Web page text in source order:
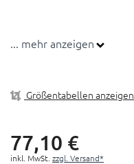
... mehr anzeigen
Größentabellen anzeigen
77,10 €
inkl. MwSt. zzgl. Versand*